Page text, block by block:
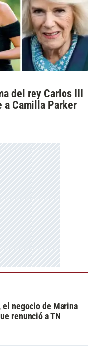
del rey Carlos III
a Camilla Parker
negocio de Marina
renunció a TN